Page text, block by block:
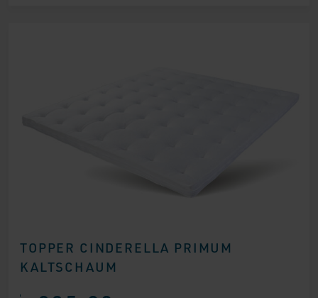
TOPPER CINDERELLA PRIMUM
KALTSCHAUM